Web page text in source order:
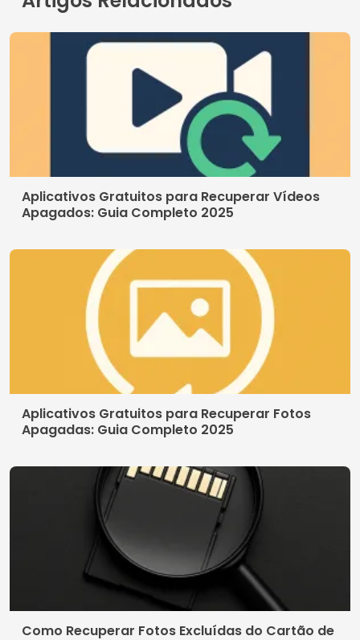
Política de Privacidade
Termos de Uso
© 2026 AppDigi